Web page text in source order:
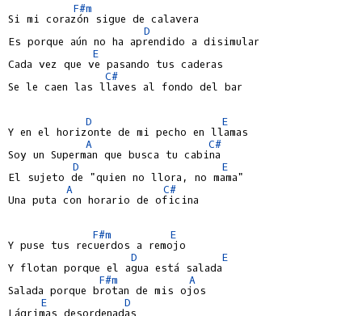
F#m
Si mi corazón sigue de calavera
D
Es porque aún no ha aprendido a disimular
E
Cada vez que ve pasando tus caderas
C#
Se le caen las llaves al fondo del bar
D
E
Y en el horizonte de mi pecho en llamas
A
C#
Soy un Superman que busca tu cabina
D
E
El sujeto de "quien no llora, no mama"
A
C#
Una puta con horario de oficina
F#m
E
Y puse tus recuerdos a remojo
D
E
Y flotan porque el agua está salada
F#m
A
Salada porque brotan de mis ojos
E
D
Lágrimas desordenadas